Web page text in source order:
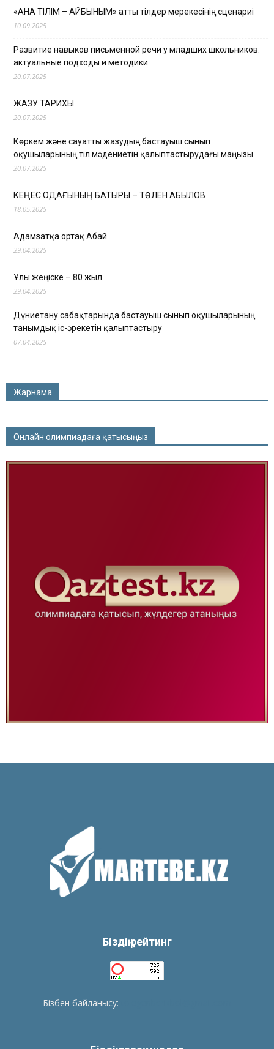
«АНА ТІЛІМ – АЙБЫНЫМ» атты тілдер мерекесінің сценариі
10.09.2025
Развитие навыков письменной речи у младших школьников:
актуальные подходы и методики
20.07.2025
ЖАЗУ ТАРИХЫ
20.07.2025
Көркем және сауатты жазудың бастауыш сынып
оқушыларының тіл мәдениетін қалыптастырудағы маңызы
20.07.2025
КЕҢЕС ОДАҒЫНЫҢ БАТЫРЫ – ТӨЛЕН ҚАБЫЛОВ
18.05.2025
Адамзатқа ортақ Абай
29.04.2025
Ұлы жеңіске – 80 жыл
29.04.2025
Дүниетану сабақтарында бастауыш сынып оқушыларының
танымдық іс-әрекетін қалыптастыру
07.04.2025
Жарнама
Онлайн олимпиадаға қатысыңыз
Біздің рейтинг
Бізбен байланысу: